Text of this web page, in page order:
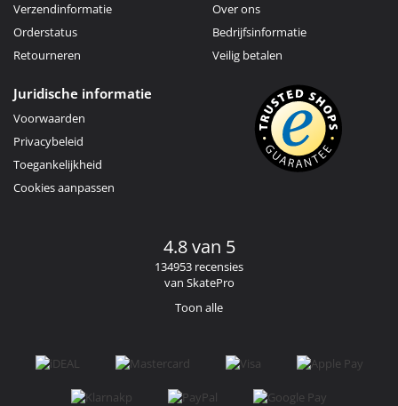
Verzendinformatie
Orderstatus
Retourneren
Over ons
Bedrijfsinformatie
Veilig betalen
Juridische informatie
Voorwaarden
Privacybeleid
Toegankelijkheid
Cookies aanpassen
4.8 van 5
134953 recensies
van SkatePro
Toon alle